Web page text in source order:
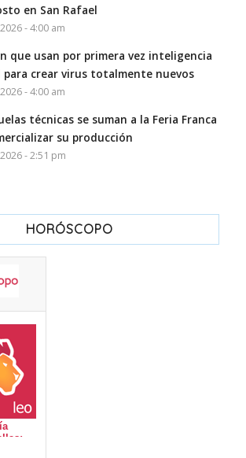
en San Rafael
- 4:00 am
que usan por primera vez inteligencia
crear virus totalmente nuevos
- 4:00 am
técnicas se suman a la Feria Franca
su producción
- 2:51 pm
HORÓSCOPO